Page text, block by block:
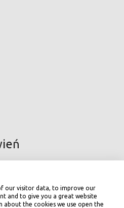
our visitor data, to improve our
and to give you a great website
the cookies we use open the